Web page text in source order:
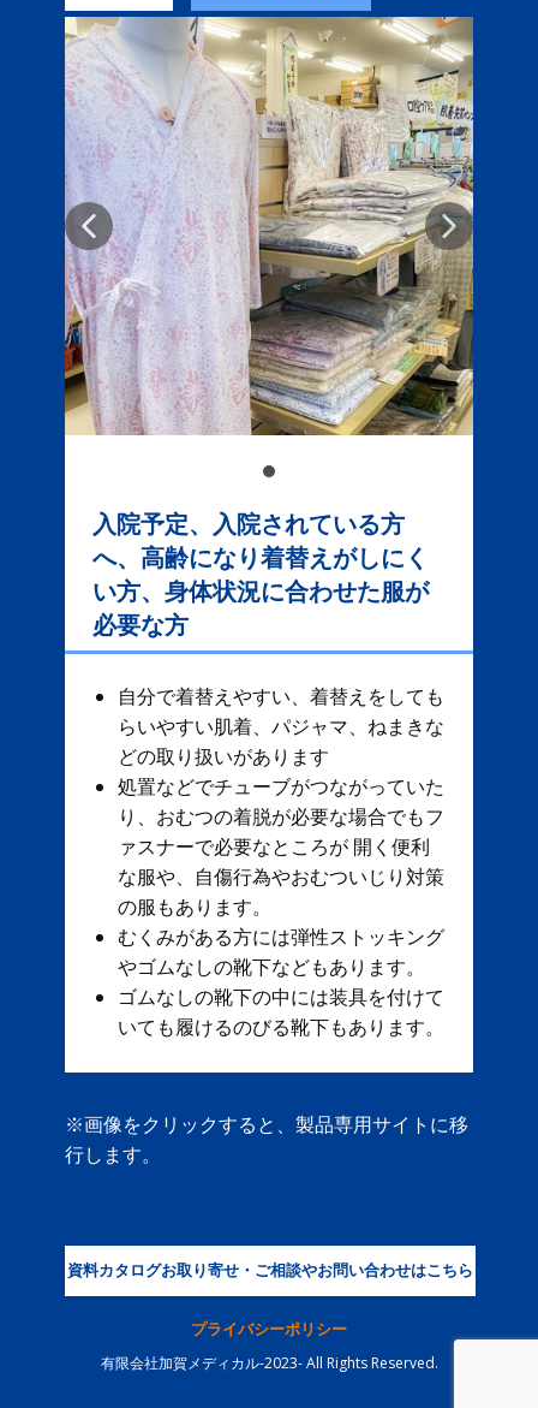
入院予定、入院されている方
へ、高齢になり着替えがしにく
い方、身体状況に合わせた服が
必要な方
自分で着替えやすい、着替えをしても
らいやすい肌着、パジャマ、ねまきな
どの取り扱いがあります
処置などでチューブがつながっていた
り、おむつの着脱が必要な場合でもフ
ァスナーで必要なところが 開く便利
な服や、自傷行為やおむついじり対策
の服もあります。
むくみがある方には弾性ストッキング
やゴムなしの靴下などもあります。
ゴムなしの靴下の中には装具を付けて
いても履けるのびる靴下もあります。
※画像をクリックすると、製品専用サイトに移
行します。
資料カタログお取り寄せ・ご相談やお問い合わせはこちら
プライバシーポリシー
有限会社加賀メディカル-2023- All Rights Reserved.